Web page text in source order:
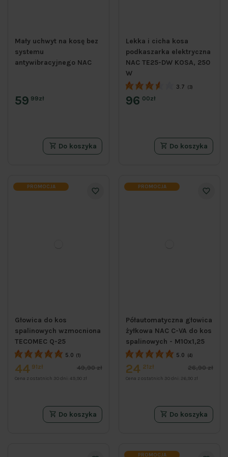
Mały uchwyt na kosę bez
systemu
antywibracyjnego NAC
59 99zł
Do koszyka
Lekka i cicha kosa
podkaszarka elektryczna
NAC TE25-DW KOSA, 250
W
3.7 (3)
96 00zł
Do koszyka
PROMOCJA
Głowica do kos
spalinowych wzmocniona
TECOMEC Q-25
5.0 (1)
44 91zł 49,90 zł
Cena z ostatnich 30 dni: 49,90 zł
Do koszyka
PROMOCJA
Półautomatyczna głowica
żyłkowa NAC C-VA do kos
spalinowych - M10x1,25
5.0 (4)
24 21zł 26,90 zł
Cena z ostatnich 30 dni: 26,90 zł
Do koszyka
PROMOCJA